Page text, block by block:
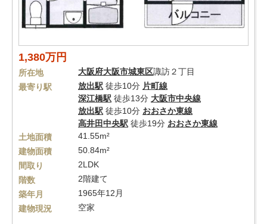
1,380万円
所在地 大阪府大阪市城東区諏訪２丁目
最寄り駅
放出駅 徒歩10分 片町線
深江橋駅 徒歩13分 大阪市中央線
放出駅 徒歩10分 おおさか東線
高井田中央駅 徒歩19分 おおさか東線
土地面積
41.55m²
建物面積
50.84m²
間取り
2LDK
階数
2階建て
築年月
1965年12月
建物現況
空家